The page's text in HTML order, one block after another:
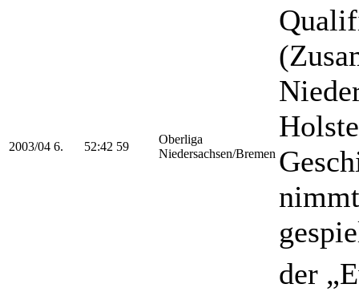
2003/04 6. 52:42 59
Oberliga
Niedersachsen/Bremen
der